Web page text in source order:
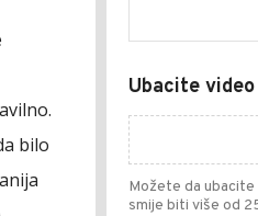
bilo
Ubacite
Možete da
smije biti više od